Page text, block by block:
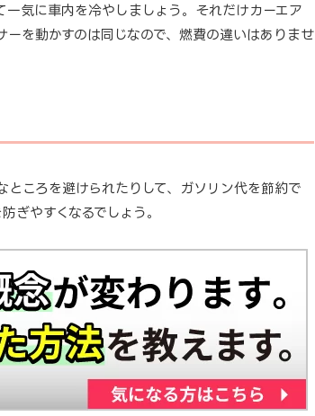
気に車内を冷やしましょう。それだけカーエア
を動かすのは同じなので、燃費の違いはありませ
ころを避けられたりして、ガソリン代を節約で
ぎやすくなるでしょう。